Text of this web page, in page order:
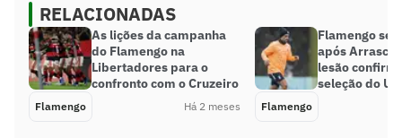
RELACIONADAS
As lições da campanha
do Flamengo na
Libertadores para o
confronto com o Cruzeiro
Flamengo Há 2 meses
Flamengo se
após
lesão
seleção do
Flamengo